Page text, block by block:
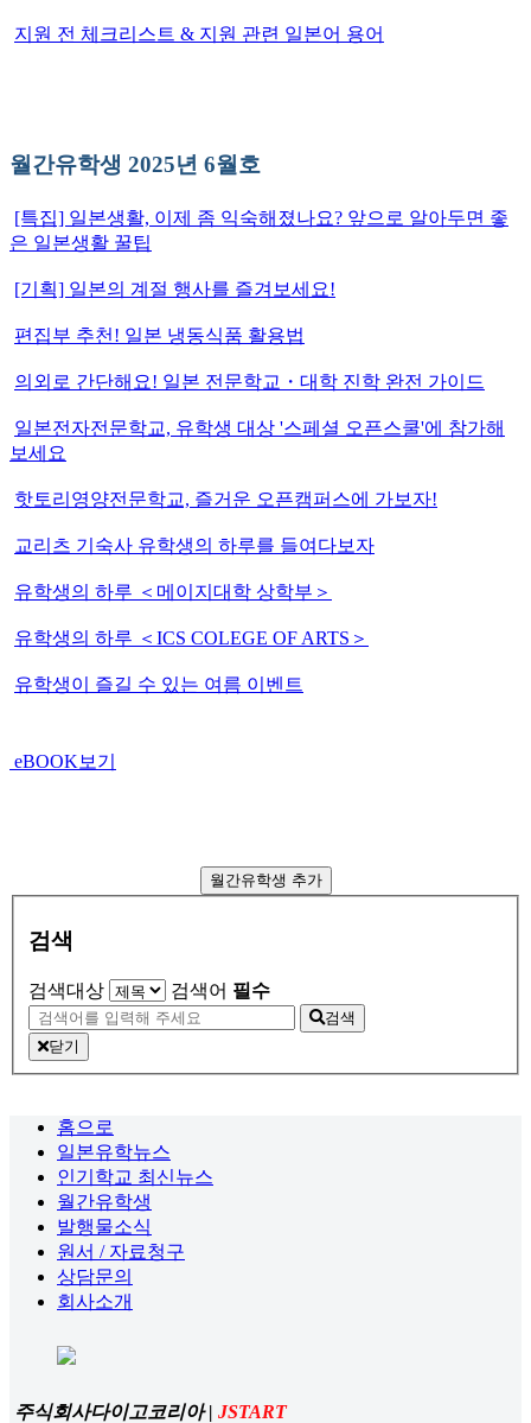
지원 전 체크리스트 & 지원 관련 일본어 용어
월간유학생 2025년 6월호
[특집] 일본생활, 이제 좀 익숙해졌나요? 앞으로 알아두면 좋
은 일본생활 꿀팁
[기획] 일본의 계절 행사를 즐겨보세요!
편집부 추천! 일본 냉동식품 활용법
의외로 간단해요! 일본 전문학교・대학 진학 완전 가이드
일본전자전문학교, 유학생 대상 '스페셜 오픈스쿨'에 참가해
보세요
핫토리영양전문학교, 즐거운 오픈캠퍼스에 가보자!
교리츠 기숙사 유학생의 하루를 들여다보자
유학생의 하루 ＜메이지대학 상학부＞
유학생의 하루 ＜ICS COLEGE OF ARTS＞
유학생이 즐길 수 있는 여름 이벤트
eBOOK보기
월간유학생 추가
검색
검색대상 검색어 필수
검색
닫기
홈으로
일본유학뉴스
인기학교 최신뉴스
월간유학생
발행물소식
원서 / 자료청구
상담문의
회사소개
주식회사다이고코리아 | JSTART